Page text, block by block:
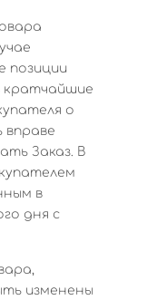
позиции
кратчайшие
о
вправе
Заказ. В
в
дня с
изменены